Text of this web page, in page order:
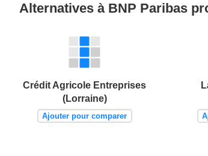
Alternatives à BNP Paribas
Crédit Agricole Entreprises
(Lorraine)
Ajouter pour comparer